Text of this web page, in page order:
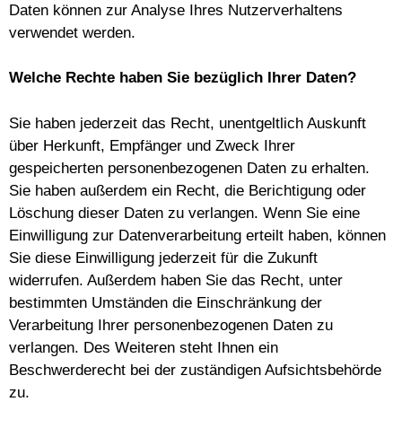
Daten können zur Analyse Ihres Nutzerverhaltens
verwendet werden.
Welche Rechte haben Sie bezüglich Ihrer Daten?
Sie haben jederzeit das Recht, unentgeltlich Auskunft
über Herkunft, Empfänger und Zweck Ihrer
gespeicherten personenbezogenen Daten zu erhalten.
Sie haben außerdem ein Recht, die Berichtigung oder
Löschung dieser Daten zu verlangen. Wenn Sie eine
Einwilligung zur Datenverarbeitung erteilt haben, können
Sie diese Einwilligung jederzeit für die Zukunft
widerrufen. Außerdem haben Sie das Recht, unter
bestimmten Umständen die Einschränkung der
Verarbeitung Ihrer personenbezogenen Daten zu
verlangen. Des Weiteren steht Ihnen ein
Beschwerderecht bei der zuständigen Aufsichtsbehörde
zu.